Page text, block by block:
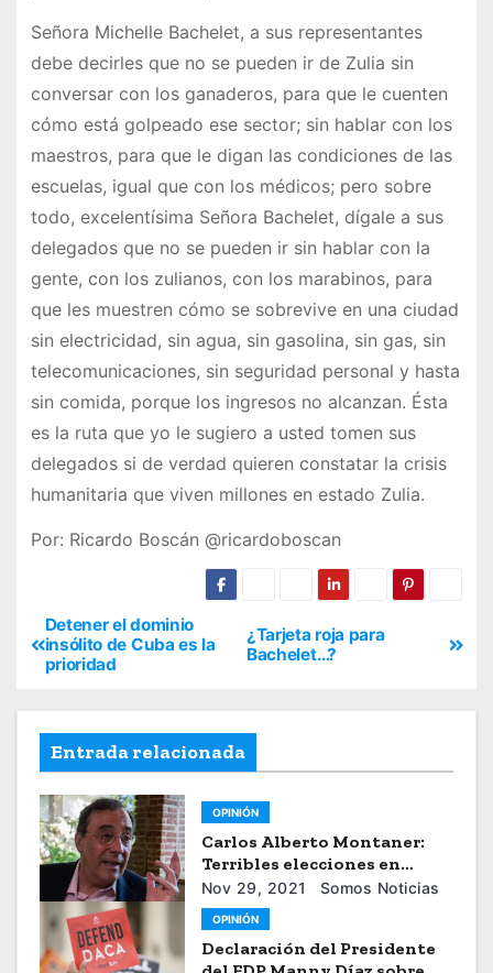
Señora Michelle Bachelet, a sus representantes
debe decirles que no se pueden ir de Zulia sin
conversar con los ganaderos, para que le cuenten
cómo está golpeado ese sector; sin hablar con los
maestros, para que le digan las condiciones de las
escuelas, igual que con los médicos; pero sobre
todo, excelentísima Señora Bachelet, dígale a sus
delegados que no se pueden ir sin hablar con la
gente, con los zulianos, con los marabinos, para
que les muestren cómo se sobrevive en una ciudad
sin electricidad, sin agua, sin gasolina, sin gas, sin
telecomunicaciones, sin seguridad personal y hasta
sin comida, porque los ingresos no alcanzan. Ésta
es la ruta que yo le sugiero a usted tomen sus
delegados si de verdad quieren constatar la crisis
humanitaria que viven millones en estado Zulia.
Por: Ricardo Boscán @ricardoboscan
¿Tarjeta roja para
Bachelet…?
Detener el dominio
insólito de Cuba es la
prioridad
Entrada relacionada
OPINIÓN
Carlos Alberto Montaner:
Terribles elecciones en
Honduras
Nov 29, 2021 Somos Noticias
OPINIÓN
Declaración del Presidente